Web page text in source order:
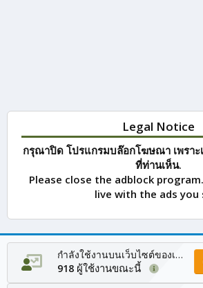
Legal Notice
กรุณาปิด โปรแกรมบล๊อกโฆษณา เพรา
ที่ท่านเห็น.
Please close the adblock
live with the ads you
กำลังใช้งานบนเว็บไซต์ของเรา
918 ผู้ใช้งานขณะนี้